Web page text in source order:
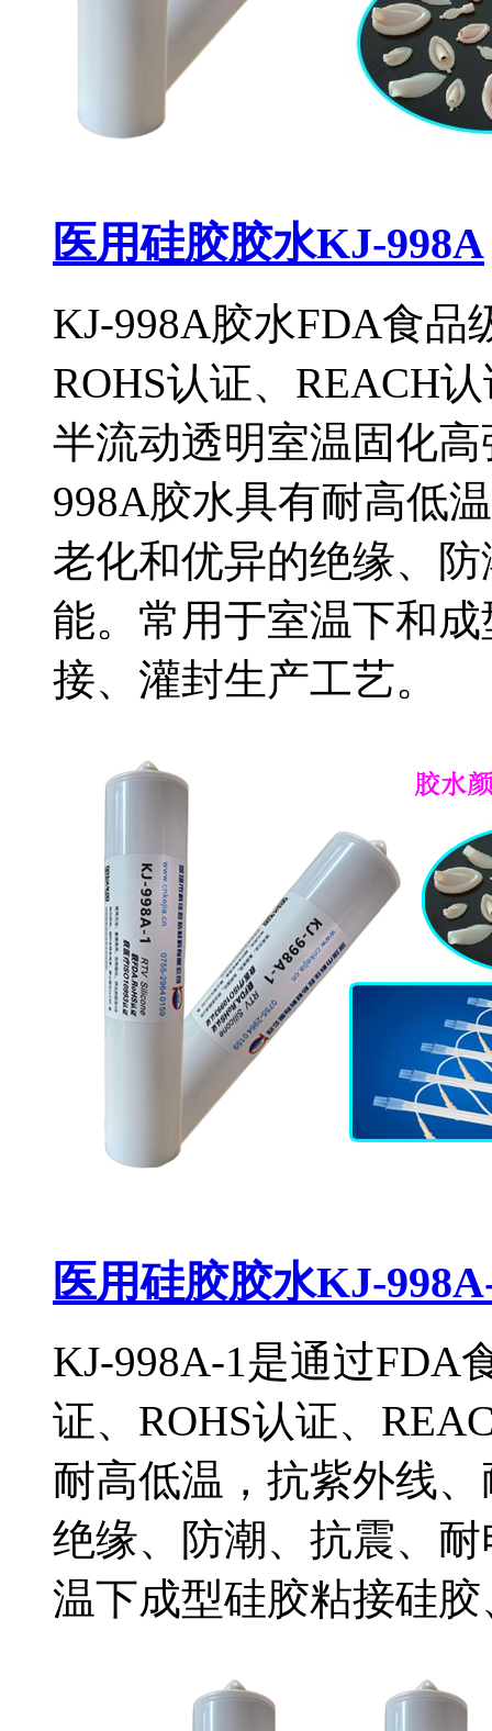
医用硅胶胶水KJ-998A
KJ-998A胶水FDA食品
ROHS认证、REACH
半流动透明室温固化
998A胶水具有耐高低
老化和优异的绝缘、
能。常用于室温下和
接、灌封生产工艺。
医用硅胶胶水KJ-
KJ-998A-1是通过FDA
证、ROHS认证、
耐高低温，抗紫外线
绝缘、防潮、抗震、
温下成型硅胶粘接硅